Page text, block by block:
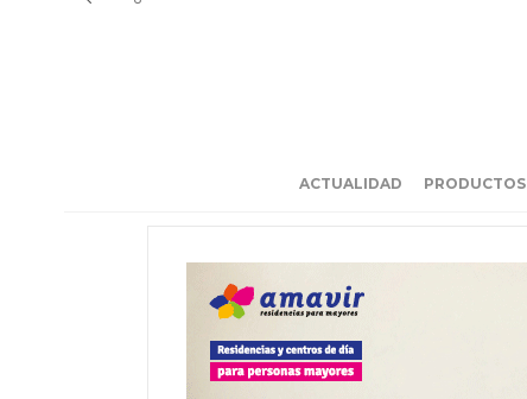
ACTUALIDAD PRODUCTOS